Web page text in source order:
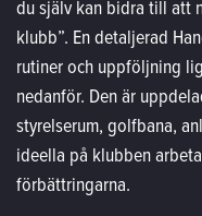
du själv kan bidra till att
klubb”. En detaljerad
rutiner och uppföljning
nedanför. Den är
styrelserum, golfbana,
ideella på klubben
förbättringarna.